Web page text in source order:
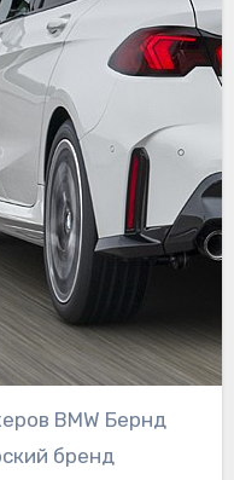
BMW Бернд
бренд